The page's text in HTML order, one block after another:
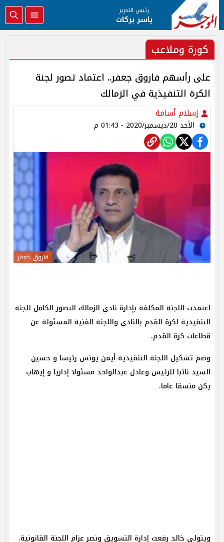
رئيس التحرير
ياسر بركات
كورة وملاعب
على رأسهم فاروق جعفر.. اعتماد تصور لجنة
الكرة التنفيذية في الزمالك
إسلام أسامة
الأحد 20/ديسمبر/2020 - 01:43 م
فاروق جعفر
اعتمدت اللجنة المكلفة بإدارة نادي الزمالك التصور الكامل للجنة
التنفيذية لكرة القدم بالنادي واللجنة الفنية المسئولة عن
قطاعات كرة القدم.
وضم تشكيل اللجنة التنفيذية أيمن يونس رئيسا و حسين
السيد نائبا للرئيس وعادل عبدالواحد مسئولا إداريا و إيهاب
يكن منسقا عاما.
ويتولى خالد رفعت إدارة التسويق ونصر عزام اللجنة القانونية.